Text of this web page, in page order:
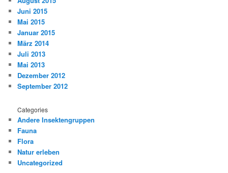
Juni 2015
Mai 2015
Januar 2015
März 2014
Juli 2013
Mai 2013
Dezember 2012
September 2012
Categories
Andere Insektengruppen
Fauna
Flora
Natur erleben
Uncategorized